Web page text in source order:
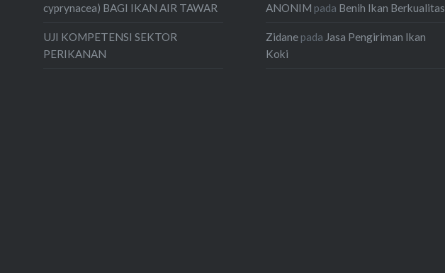
cyprynacea) BAGI IKAN AIR TAWAR
UJI KOMPETENSI SEKTOR
PERIKANAN
ANONIM pada Benih Ikan Berkualitas
Zidanepada Jasa Pengiriman Ikan
Koki